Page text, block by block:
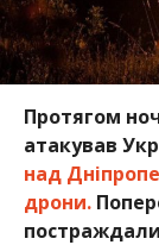
Протягом
атакував
над
дрони.